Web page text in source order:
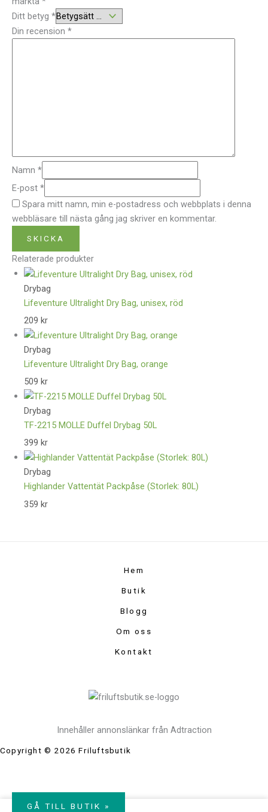
Ditt betyg *
Din recension *
Namn *
E-post *
Spara mitt namn, min e-postadress och webbplats i denna
webbläsare till nästa gång jag skriver en kommentar.
Relaterade produkter
Drybag
Lifeventure Ultralight Dry Bag, unisex, röd
209 kr
Drybag
Lifeventure Ultralight Dry Bag, orange
509 kr
Drybag
TF-2215 MOLLE Duffel Drybag 50L
399 kr
Drybag
Highlander Vattentät Packpåse (Storlek: 80L)
359 kr
Hem
Butik
Blogg
Om oss
Kontakt
Innehåller annonslänkar från Adtraction
Copyright © 2026 Friluftsbutik
GÅ TILL BUTIK »